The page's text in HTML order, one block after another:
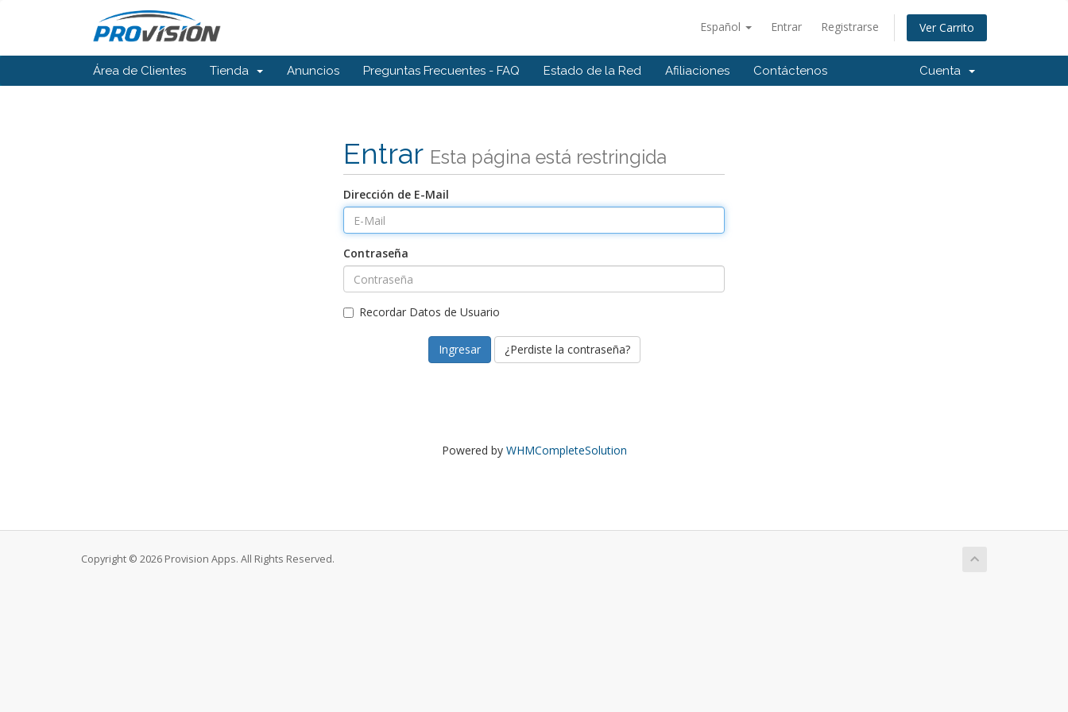
Español Entrar Registrarse Ver Carrito
Área de Clientes Tienda Anuncios Preguntas Frecuentes - FAQ Estado de la Red Afiliaciones Contáctenos Cuenta
Entrar Esta página está restringida
Dirección de E-Mail
Contraseña
Recordar Datos de Usuario
¿Perdiste la contraseña?
Powered by WHMCompleteSolution
Copyright © 2026 Provision Apps. All Rights Reserved.